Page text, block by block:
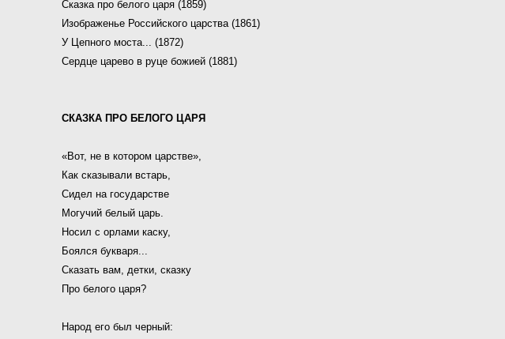
Сказка про белого царя (1859)
Изображенье Российского царства (1861)
У Цепного моста... (1872)
Сердце царево в руце божией (1881)
СКАЗКА ПРО БЕЛОГО ЦАРЯ
«Вот, не в котором царстве»,
Как сказывали встарь,
Сидел на государстве
Могучий белый царь.
Носил с орлами каску,
Боялся букваря...
Сказать вам, детки, сказку
Про белого царя?
Народ его был черный: